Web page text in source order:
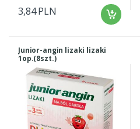
3,84 PLN
Junior-angin lizaki lizaki
1op.(8szt.)